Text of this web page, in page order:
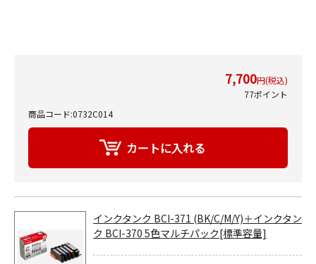
7,700円(税込)
77ポイント
商品コード:0732C014
インクタンク BCI-371 (BK/C/M/Y)＋インクタン
ク BCI-370 5色マルチパック[標準容量]